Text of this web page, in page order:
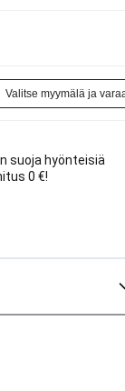
Valitse myymälä ja
suoja hyönteisiä
0 €!